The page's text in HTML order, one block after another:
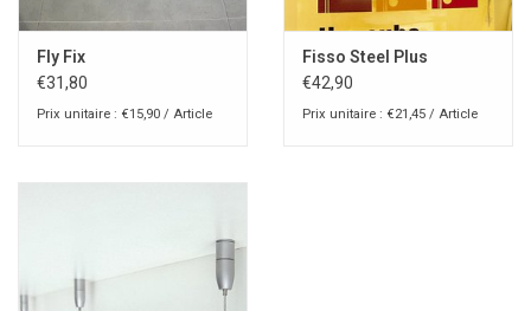
Fly Fix
€31,80
Prix unitaire : €15,90 / Article
Fisso Steel Plus
€42,90
Prix unitaire : €21,45 / Article